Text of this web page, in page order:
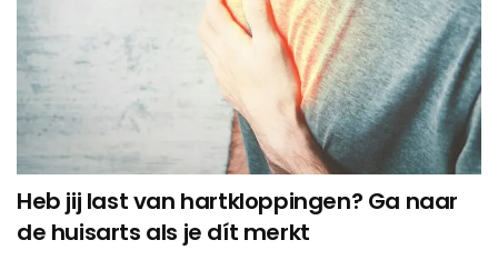
Heb jij last van hartkloppingen? Ga naar
de huisarts als je dít merkt